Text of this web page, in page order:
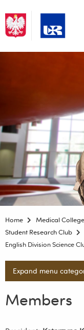
Home Medical College
Student Research Club
English Division Science
Expand menu
Members